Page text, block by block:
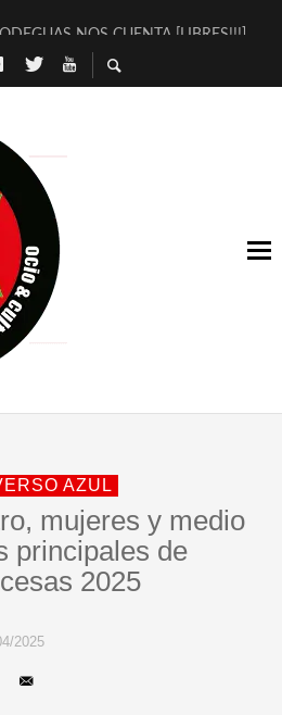
NOS CUENTA [LIBRES!!!]
DE SANDRA MONFORT
DEL DIRECTOR TEATRAL CLAUDIO
DE LA KATARSIS DEL TOMATAZO
JUDÍAS EN #EXVITA
[BITÁCORA 3.0] EN EXVITA
EN EXVITA [RELATIVA
EXVITA INTERPRETANDO A SERRAT
AZUL
mujeres y medio
principales de
2025
2025